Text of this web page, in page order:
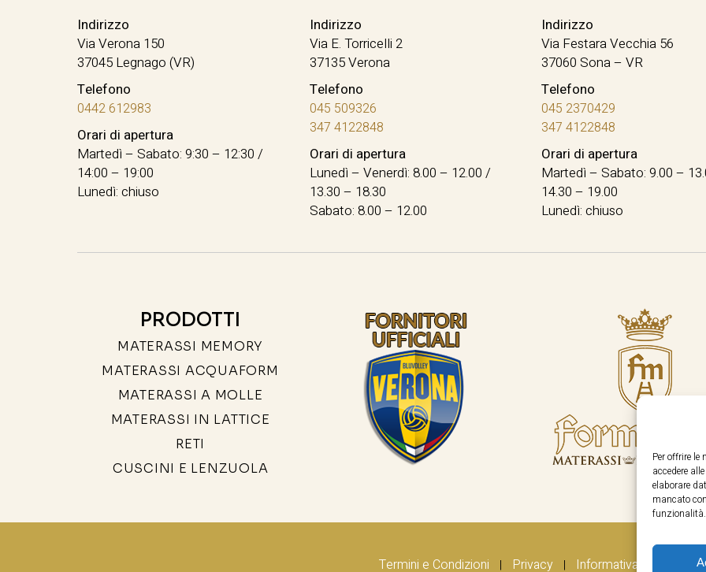
Per offrire
accedere
elaborare
mancato
funzionalità.
Indirizzo
Via Verona 150
37045 Legnago (VR)
Telefono
0442 612983
Orari di apertura
Martedì – Sabato: 9:30 – 12:30 /
14:00 – 19:00
Lunedì: chiuso
Indirizzo
Via E. Torricelli 2
37135 Verona
Telefono
045 509326
347 4122848
Orari di apertura
Lunedì – Venerdì: 8.00 – 12.00 /
13.30 – 18.30
Sabato: 8.00 – 12.00
Indirizzo
Via Festara Vecchia 56
37060 Sona – VR
Telefono
045 2370429
347 4122848
Orari di apertura
Martedì – Sabato: 9.00 –
14.30 – 19.00
Lunedì: chiuso
PRODOTTI
MATERASSI MEMORY
MATERASSI ACQUAFORM
MATERASSI A MOLLE
MATERASSI IN LATTICE
RETI
CUSCINI E LENZUOLA
Termini e Condizioni | Privacy | Informativa Cookie